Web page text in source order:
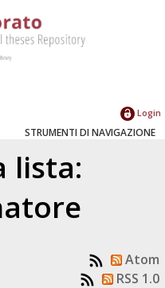
Login
STRUMENTI DI NAVIGAZIONE
lista:
Atom
RSS 1.0